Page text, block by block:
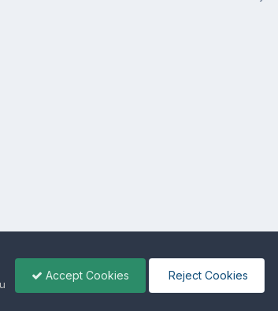
Accept Cookies Reject Cookies